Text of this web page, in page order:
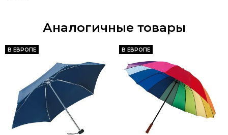
Аналогичные товары
В ЕВРОПЕ В ЕВРОПЕ